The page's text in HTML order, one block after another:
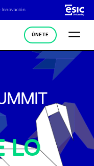
Innovación
ÚNETE
LO